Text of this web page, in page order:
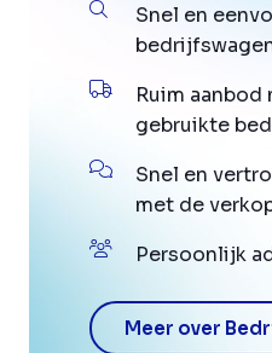
Snel en
Ruim aanbod
gebruikte
Snel en
met de
Persoonlijk
Meer over